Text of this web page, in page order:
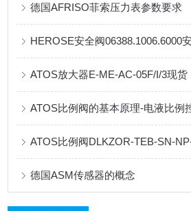
德国AFRISO菲索压力表参数要求
HEROSE安全阀06388.1006.6000
ATOS放大器E-ME-AC-05F/I/3现货
ATOS比例阀的基本原理-电液比例
ATOS比例阀DLKZOR-TEB-SN-
德国ASM传感器的概念